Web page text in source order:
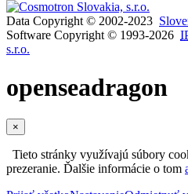
Data Copyright © 2002-2023
Software Copyright © 1993-2026
s.r.o.
openseadragon
×
Tieto stránky využívajú súbory
prezeranie. Ďalšie informácie o tom